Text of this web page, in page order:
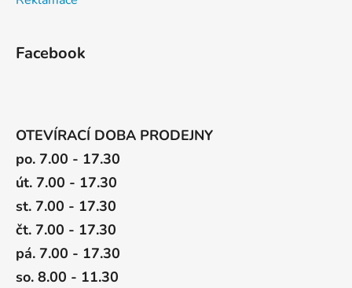
Facebook
OTEVÍRACÍ DOBA PRODEJNY
po. 7.00 - 17.30
út. 7.00 - 17.30
st. 7.00 - 17.30
čt. 7.00 - 17.30
pá. 7.00 - 17.30
so. 8.00 - 11.30